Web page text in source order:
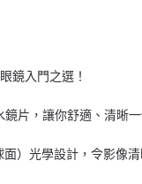
鏡入門之選！
片，讓你舒適、清晰一
）光學設計，令影像